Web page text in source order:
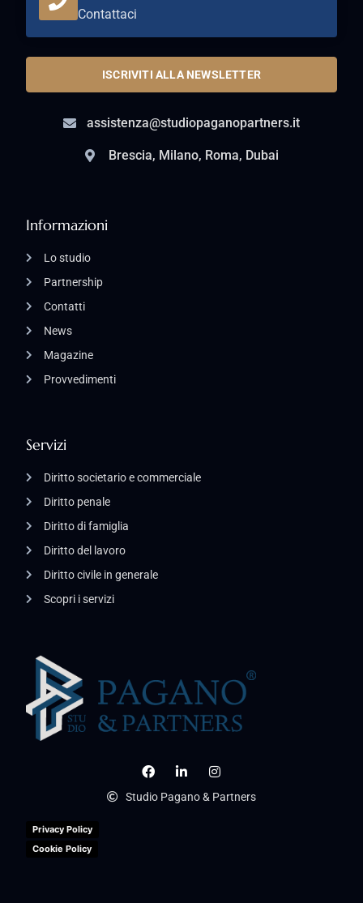
Studio Pagano & Partners
Privacy Policy
Cookie Policy
Servizi
Diritto societario e commerciale
Diritto penale
Diritto di famiglia
Diritto del lavoro
Diritto civile in generale
Scopri i servizi
Informazioni
Lo studio
Partnership
Contatti
News
Magazine
Provvedimenti
Contattaci
ISCRIVITI ALLA NEWSLETTER
assistenza@studiopaganopartners.it
Brescia, Milano, Roma, Dubai